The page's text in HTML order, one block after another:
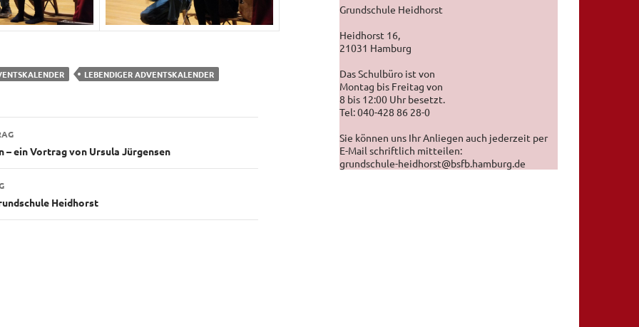
LEBENDIGER ADVENTSKALENDER
ein Vortrag von Ursula Jürgensen
Heidhorst
Grundschule Heidhorst
Heidhorst 16,
21031 Hamburg
Das Schulbüro ist von
Montag bis Freitag von
8 bis 12:00 Uhr besetzt.
Tel: 040-428 86 28-0
Sie können uns Ihr Anliegen auch jederzeit per
E-Mail schriftlich mitteilen:
grundschule-heidhorst@bsfb.hamburg.de